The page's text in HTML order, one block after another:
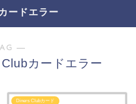
ードエラー
―
カードエラー
Diners Clubカード